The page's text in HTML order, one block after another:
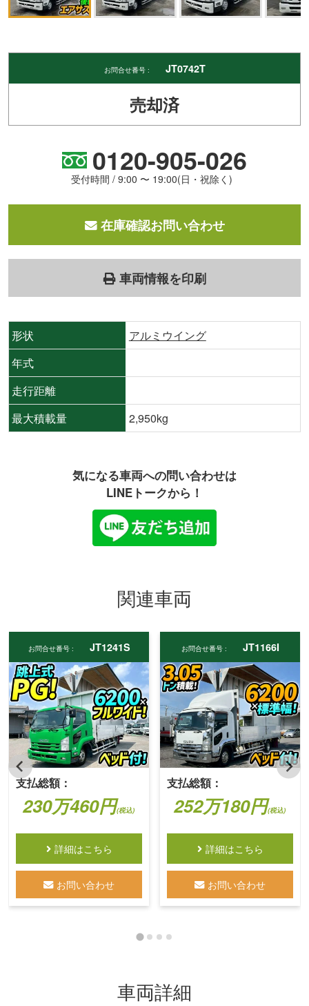
お問合せ番号 : JT0742T
売却済
0120-905-026
受付時間 / 9:00 〜 19:00(日・祝除く)
在庫確認お問い合わせ
車両情報を印刷
形状
アルミウイング
年式
走行距離
最大積載量
2,950kg
気になる車両への問い合わせは
LINEトークから！
関連車両
お問合せ番号 : JT1241S
支払総額：
230万460円(税込)
詳細はこちら
お問い合わせ
お問合せ番号 : JT1166I
支払総額：
252万180円(税込)
詳細はこちら
お問い合わせ
車両詳細